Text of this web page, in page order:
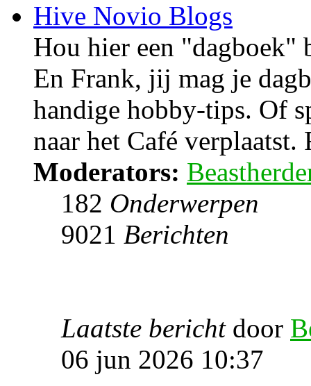
Hive Novio Blogs
Hou hier een "dagboek"
En Frank, jij mag je
handige hobby-tips. Of
naar het Café verplaatst.
Moderators:
182 Onderwerpen
9021 Berichten
Laatste berichtdoor
06 jun 2026 10:37